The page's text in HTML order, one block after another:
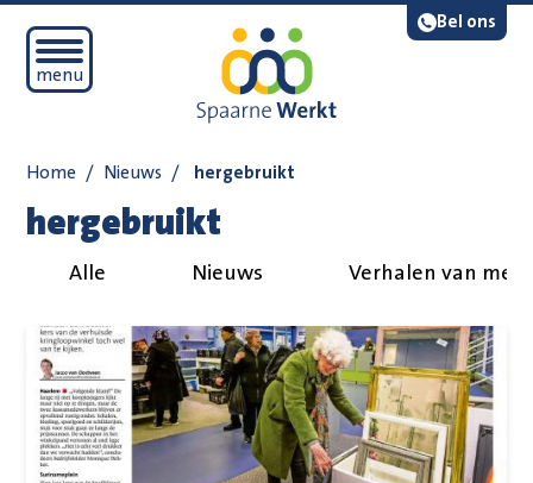
Bel ons
Open mobiel menu
menu
Lees voor
Home / Nieuws / hergebruikt
hergebruikt
Alle Nieuws Verhalen van